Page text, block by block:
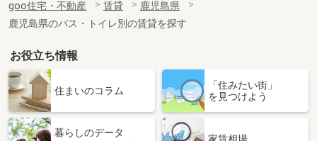
専有面積
32m²
間取り
1K
鹿児島県鹿児島市宇宿７丁目
価 格
6.30万円
鹿児島県鹿児島市宇宿７丁目
専有面積 58.86m²
間取り
goo住宅・不動産 賃貸
鹿児島県
鹿児島県のバス・トイレ別の賃貸を探す
お役立ち情報
住まいのコラム
「住みたい街」
を見つけよう
暮らしのデータ